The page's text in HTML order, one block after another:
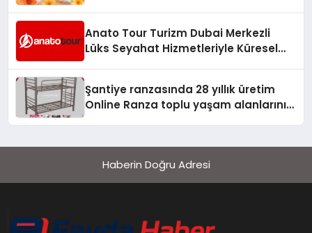
Anato Tour Turizm Dubai Merkezli
Lüks Seyahat Hizmetleriyle Küresel
Şantiye ranzasında 28 yıllık üretim
Online Ranza toplu yaşam alanlarını
Haberin Doğru Adresi